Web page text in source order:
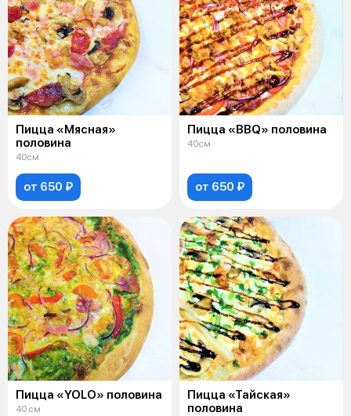
Пицца «Мясная»
половина
40см
от 650 ₽
Пицца «BBQ» половина
40см
от 650 ₽
Пицца «YOLO» половина
40 см
Пицца «Тайская»
половина